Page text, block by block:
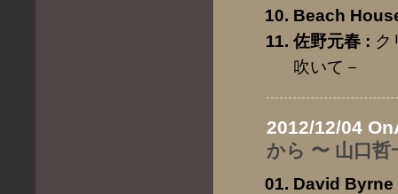
Beach
佐野元春 : ク
吹いて－
2012/12/04
から 〜 山口哲
David